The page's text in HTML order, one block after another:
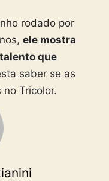
rodado por
ele mostra
que
saber se as
Tricolor.